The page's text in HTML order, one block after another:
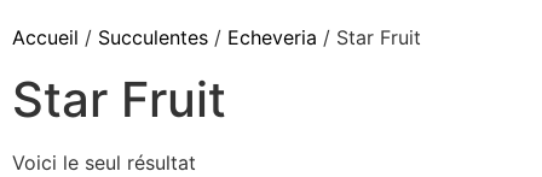
Accueil / Succulentes / Echeveria / Star Fruit
Star Fruit
Voici le seul résultat